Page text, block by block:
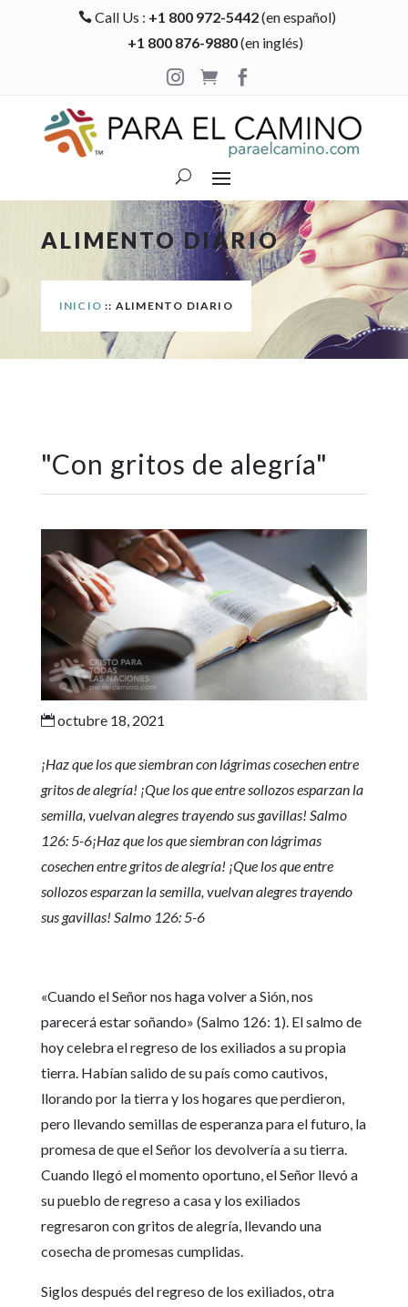
 Call Us : +1 800 972-5442(en español)
+1 800 876-9880(en inglés)

 
ALIMENTO DIARIO
INICIO :: ALIMENTO DIARIO
"Con gritos de alegría"
octubre 18, 2021
¡Haz que los que siembran con lágrimas cosechen entre
gritos de alegría! ¡Que los que entre sollozos esparzan la
semilla, vuelvan alegres trayendo sus gavillas! Salmo
126: 5-6¡Haz que los que siembran con lágrimas
cosechen entre gritos de alegría! ¡Que los que entre
sollozos esparzan la semilla, vuelvan alegres trayendo
sus gavillas! Salmo 126: 5-6
«Cuando el Señor nos haga volver a Sión, nos
parecerá estar soñando» (Salmo 126: 1). El salmo de
hoy celebra el regreso de los exiliados a su propia
tierra. Habían salido de su país como cautivos,
llorando por la tierra y los hogares que perdieron,
pero llevando semillas de esperanza para el futuro, la
promesa de que el Señor los devolvería a su tierra.
Cuando llegó el momento oportuno, el Señor llevó a
su pueblo de regreso a casa y los exiliados
regresaron con gritos de alegría, llevando una
cosecha de promesas cumplidas.
Siglos después del regreso de los exiliados, otra